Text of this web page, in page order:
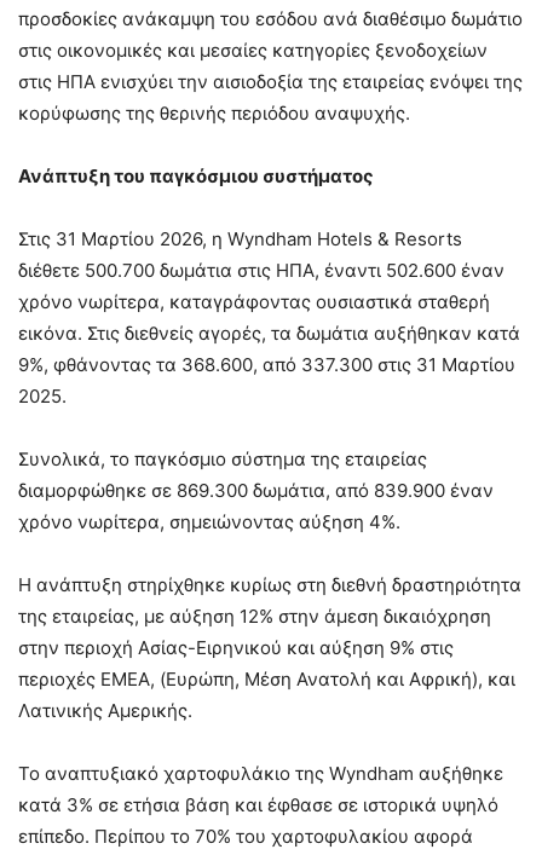
προσδοκίες ανάκαμψη του εσόδου ανά διαθέσιμο δωμάτιο
στις οικονομικές και μεσαίες κατηγορίες ξενοδοχείων
στις ΗΠΑ ενισχύει την αισιοδοξία της εταιρείας ενόψει της
κορύφωσης της θερινής περιόδου αναψυχής.
Ανάπτυξη του παγκόσμιου συστήματος
Στις 31 Μαρτίου 2026, η Wyndham Hotels & Resorts
διέθετε 500.700 δωμάτια στις ΗΠΑ, έναντι 502.600 έναν
χρόνο νωρίτερα, καταγράφοντας ουσιαστικά σταθερή
εικόνα. Στις διεθνείς αγορές, τα δωμάτια αυξήθηκαν κατά
9%, φθάνοντας τα 368.600, από 337.300 στις 31 Μαρτίου
2025.
Συνολικά, το παγκόσμιο σύστημα της εταιρείας
διαμορφώθηκε σε 869.300 δωμάτια, από 839.900 έναν
χρόνο νωρίτερα, σημειώνοντας αύξηση 4%.
Η ανάπτυξη στηρίχθηκε κυρίως στη διεθνή δραστηριότητα
της εταιρείας, με αύξηση 12% στην άμεση δικαιόχρηση
στην περιοχή Ασίας-Ειρηνικού και αύξηση 9% στις
περιοχές EMEA, (Ευρώπη, Μέση Ανατολή και Αφρική), και
Λατινικής Αμερικής.
Το αναπτυξιακό χαρτοφυλάκιο της Wyndham αυξήθηκε
κατά 3% σε ετήσια βάση και έφθασε σε ιστορικά υψηλό
επίπεδο. Περίπου το 70% του χαρτοφυλακίου αφορά